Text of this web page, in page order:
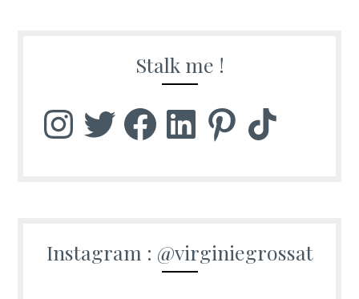
Stalk me !
InstagramTwitter FacebookLinkedInPinterest TikTok
Instagram : @virginiegrossat